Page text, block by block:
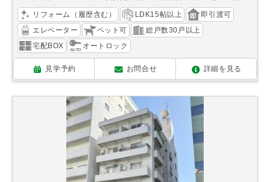
リフォーム（履歴含む） LDK15帖以上
即引渡可
エレベーター
ペット可
総戸数30戸以上
宅配BOX
オートロック
見学予約 お問合せ 詳細を見る